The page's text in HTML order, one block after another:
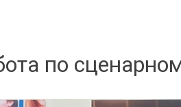
по